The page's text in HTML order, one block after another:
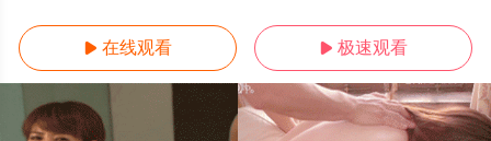
 在线观看  极速观看